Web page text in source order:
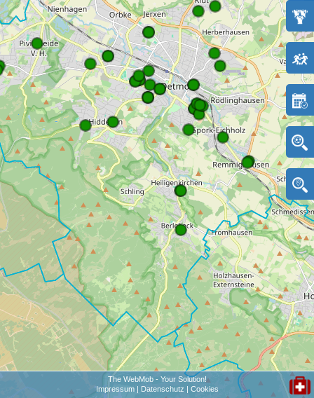
The WebMob - Your Solution!
Impressum| Datenschutz | Cookies